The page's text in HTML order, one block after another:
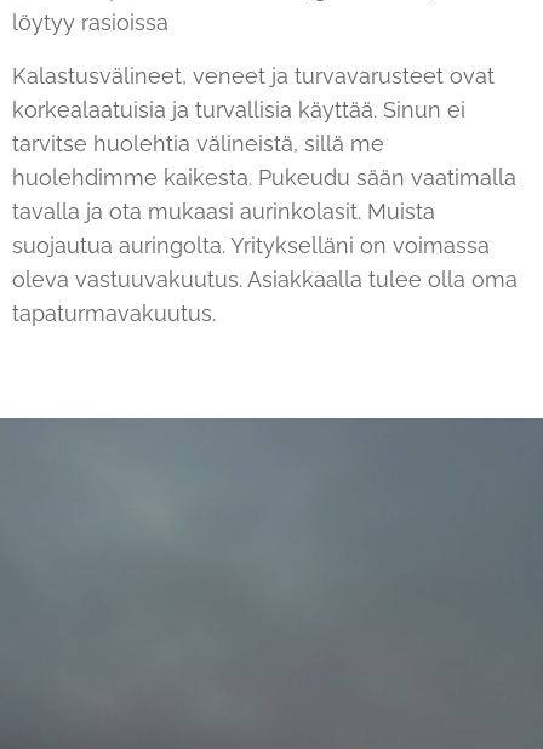
löytyy rasioissa
Kalastusvälineet, veneet ja turvavarusteet ovat
korkealaatuisia ja turvallisia käyttää. Sinun ei
tarvitse huolehtia välineistä, sillä me
huolehdimme kaikesta. Pukeudu sään vaatimalla
tavalla ja ota mukaasi aurinkolasit. Muista
suojautua auringolta. Yritykselläni on voimassa
oleva vastuuvakuutus. Asiakkaalla tulee olla oma
tapaturmavakuutus.